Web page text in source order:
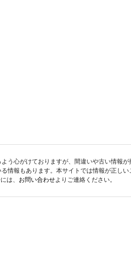
う心がけておりますが、間違いや古い情報
情報もあります。本サイトでは情報が正し
は、 お問い合わせよりご連絡ください。